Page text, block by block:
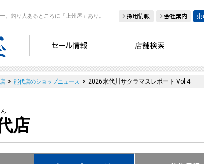
。釣り人あるところに「上州屋」あり。
> 能代店のショップニュース > 2026米代川サクラマスレポート Vol.4
店